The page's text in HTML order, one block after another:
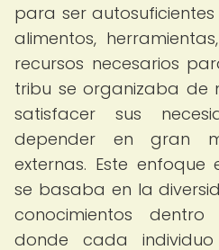
para ser
alimentos,
recursos necesarios
tribu se organizaba de
satisfacer sus
depender en gran
externas. Este enfoque
se basaba en la
conocimientos
donde cada